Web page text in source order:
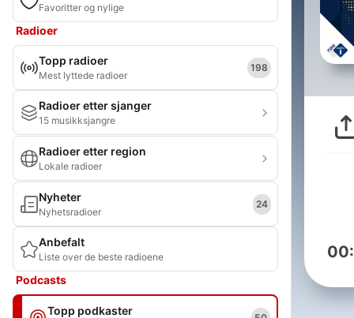
Favoritter og nylige
Radioer
Topp radioer
Mest lyttede radioer
198
Radioer etter sjanger
15 musikksjangre
Radioer etter region
Lokale radioer
Nyheter
Nyhetsradioer
24
Anbefalt
Liste over de beste radioene
Podcasts
Topp podkaster